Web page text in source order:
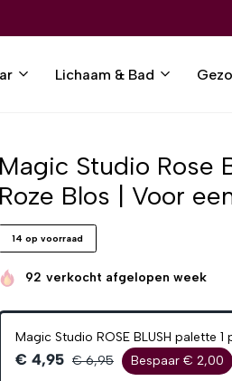
Lichaam & Bad
Magic Studio Rose
Roze Blos | Voor
14 op voorraad
92 verkocht afgelopen week
Magic Studio ROSE BLUSH palette 1
€ 4,95 € 6,95 Bespaar € 2,00